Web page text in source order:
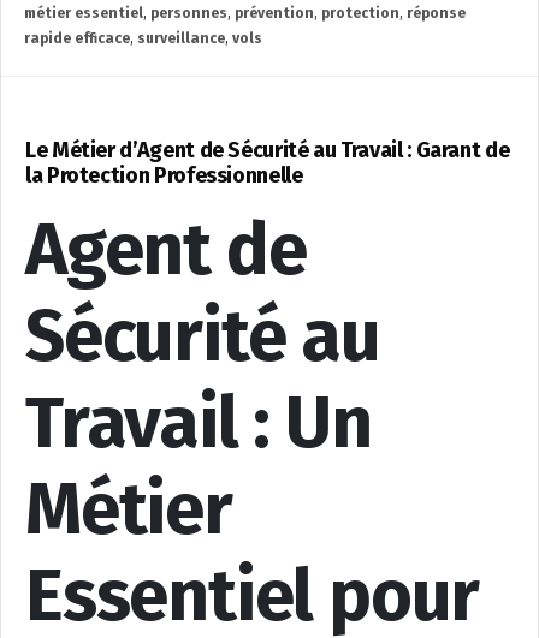
métier essentiel, personnes, prévention, protection, réponse
rapide efficace, surveillance, vols
Le Métier d’Agent de Sécurité au Travail : Garant de
la Protection Professionnelle
Agent de
Sécurité au
Travail : Un
Métier
Essentiel pour